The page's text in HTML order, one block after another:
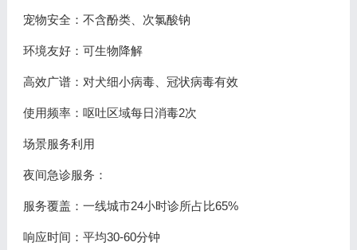
宠物安全：不含酚类、次氯酸钠
环境友好：可生物降解
高效广谱：对犬细小病毒、冠状病毒有效
使用频率：呕吐区域每日消毒2次
场景服务利用
夜间急诊服务：
服务覆盖：一线城市24小时诊所占比65%
响应时间：平均30-60分钟